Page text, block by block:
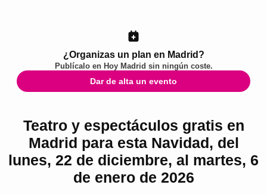
¿Organizas un plan en Madrid?
Publícalo en Hoy Madrid sin ningún coste.
Dar de alta un evento
Teatro y espectáculos gratis en
Madrid para esta Navidad, del
lunes, 22 de diciembre, al martes, 6
de enero de 2026